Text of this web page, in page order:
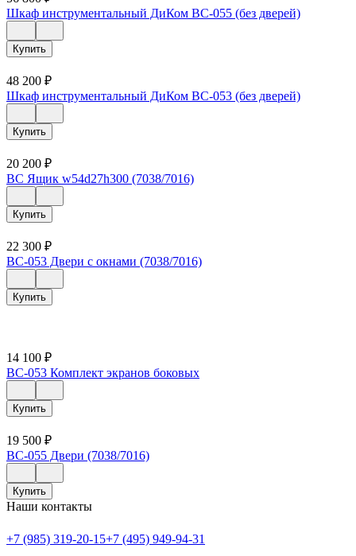
Шкаф инструментальный ДиКом ВС-055 (без дверей)
Купить
48 200 ₽
Шкаф инструментальный ДиКом ВС-053 (без дверей)
Купить
20 200 ₽
ВС Ящик w54d27h300 (7038/7016)
Купить
22 300 ₽
ВС-053 Двери с окнами (7038/7016)
Купить
14 100 ₽
ВС-053 Комплект экранов боковых
Купить
19 500 ₽
ВС-055 Двери (7038/7016)
Купить
Наши контакты
+7 (985) 319-20-15+7 (495) 949-94-31